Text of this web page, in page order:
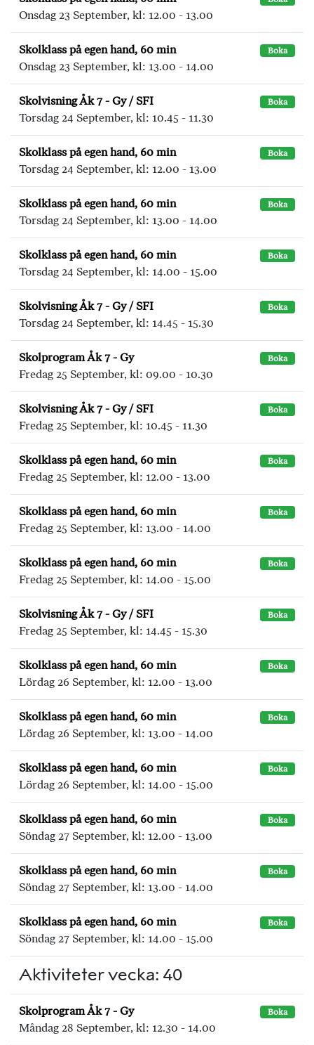
Onsdag 23 September, kl: 12.00 - 13.00
Skolklass på egen hand, 60 min Boka
Onsdag 23 September, kl: 13.00 - 14.00
Skolvisning Åk 7 - Gy / SFI Boka
Torsdag 24 September, kl: 10.45 - 11.30
Skolklass på egen hand, 60 min Boka
Torsdag 24 September, kl: 12.00 - 13.00
Skolklass på egen hand, 60 min Boka
Torsdag 24 September, kl: 13.00 - 14.00
Skolklass på egen hand, 60 min Boka
Torsdag 24 September, kl: 14.00 - 15.00
Skolvisning Åk 7 - Gy / SFI Boka
Torsdag 24 September, kl: 14.45 - 15.30
Skolprogram Åk 7 - Gy Boka
Fredag 25 September, kl: 09.00 - 10.30
Skolvisning Åk 7 - Gy / SFI Boka
Fredag 25 September, kl: 10.45 - 11.30
Skolklass på egen hand, 60 min Boka
Fredag 25 September, kl: 12.00 - 13.00
Skolklass på egen hand, 60 min Boka
Fredag 25 September, kl: 13.00 - 14.00
Skolklass på egen hand, 60 min Boka
Fredag 25 September, kl: 14.00 - 15.00
Skolvisning Åk 7 - Gy / SFI Boka
Fredag 25 September, kl: 14.45 - 15.30
Skolklass på egen hand, 60 min Boka
Lördag 26 September, kl: 12.00 - 13.00
Skolklass på egen hand, 60 min Boka
Lördag 26 September, kl: 13.00 - 14.00
Skolklass på egen hand, 60 min Boka
Lördag 26 September, kl: 14.00 - 15.00
Skolklass på egen hand, 60 min Boka
Söndag 27 September, kl: 12.00 - 13.00
Skolklass på egen hand, 60 min Boka
Söndag 27 September, kl: 13.00 - 14.00
Skolklass på egen hand, 60 min Boka
Söndag 27 September, kl: 14.00 - 15.00
Aktiviteter vecka: 40
Skolprogram Åk 7 - Gy Boka
Måndag 28 September, kl: 12.30 - 14.00